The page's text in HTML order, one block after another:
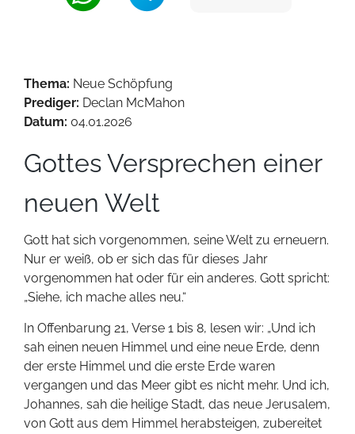
Thema: Neue Schöpfung
Prediger: Declan McMahon
Datum: 04.01.2026
Gottes Versprechen einer
neuen Welt
Gott hat sich vorgenommen, seine Welt zu erneuern.
Nur er weiß, ob er sich das für dieses Jahr
vorgenommen hat oder für ein anderes. Gott spricht:
„Siehe, ich mache alles neu.“
In Offenbarung 21, Verse 1 bis 8, lesen wir: „Und ich
sah einen neuen Himmel und eine neue Erde, denn
der erste Himmel und die erste Erde waren
vergangen und das Meer gibt es nicht mehr. Und ich,
Johannes, sah die heilige Stadt, das neue Jerusalem,
von Gott aus dem Himmel herabsteigen, zubereitet